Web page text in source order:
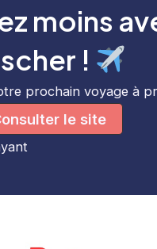
moins
!
prochain voyage à
le site